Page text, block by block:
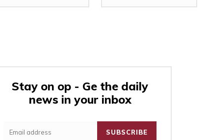
Stay on op - Ge the daily
news in your inbox
SUBSCRIBE